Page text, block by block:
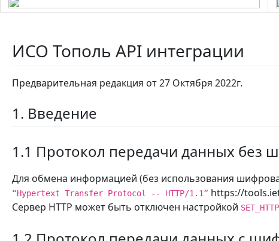
ИСО Тополь API интеграции
Предварительная редакция от 27 Октября 2022г.
1. Введение
1.1 Протокол передачи данных без
Для обмена информацией (без использования
“Hypertext Transfer Protocol -- HTTP/1.1” https://
Сервер HTTP может быть отключен настройкой